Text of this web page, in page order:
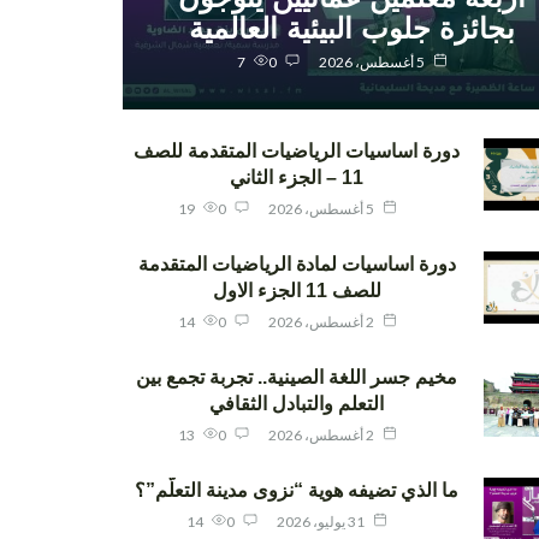
بجائزة جلوب البيئية العالمية
0
7
دورة اساسيات الرياضيات المتقدمة للصف
11 – الجزء الثاني
0
19
دورة اساسيات لمادة الرياضيات المتقدمة
للصف 11 الجزء الاول
0
14
مخيم جسر اللغة الصينية.. تجربة تجمع بين
التعلم والتبادل الثقافي
0
ما الذي تضيفه هوية “نزوى مدينة التعلّم”؟
14